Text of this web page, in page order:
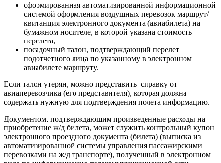
сформированная автоматизированной информационной
системой оформления воздушных перевозок маршрут/
квитанция электронного документа (авиабилета) на
бумажном носителе, в которой указана стоимость
перелета,
посадочный талон, подтверждающий перелет
подотчетного лица по указанному в электронном
авиабилете маршруту.
Если талон утерян, можно представить справку от
авиаперевозчика (его представителя), которая должна
содержать нужную для подтверждения полета информацию.
Документом, подтверждающим произведенные расходы на
приобретение ж/д билета, может служить контрольный купон
электронного проездного документа (билета) (выписка из
автоматизированной системы управления пассажирскими
перевозками на ж/д транспорте), полученный в электронном